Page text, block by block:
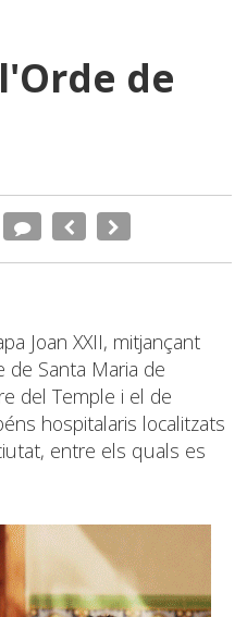
de
Joan XXII, mitjançant
de Santa Maria de
del Temple i el de
hospitalaris localitzats
entre els quals es